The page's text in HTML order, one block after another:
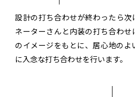
設計の打ち合わせが終わったら次
ネーターさんと内装の打ち合わせ
のイメージをもとに、 居心地のよ
に入念な打ち合わせを行います。